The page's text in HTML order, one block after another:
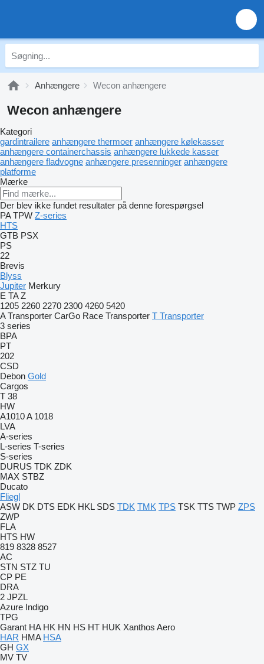
Anhængere Wecon anhængere
Wecon anhængere
Kategori
gardintrailere anhængere thermoer anhængere kølekasser
anhængere containerchassis anhængere lukkede kasser
anhængere fladvogne anhængere presenninger anhængere
platforme
Mærke
Der blev ikke fundet resultater på denne forespørgsel
PA TPW Z-series
HTS
GTB PSX
PS
22
Brevis
Blyss
Jupiter Merkury
E TA Z
1205 2260 2270 2300 4260 5420
A Transporter CarGo Race Transporter T Transporter
3 series
BPA
PT
202
CSD
Debon Gold
Cargos
T 38
HW
A1010A 1018
LVA
A-series
L-series T-series
S-series
DURUS TDK ZDK
MAX STBZ
Ducato
Fliegl
ASW DK DTS EDK HKL SDS TDK TMK TPS TSK TTS TWP ZPS
ZWP
FLA
HTS HW
819 8328 8527
AC
STN STZ TU
CP PE
DRA
2 JPZL
Azure Indigo
TPG
Garant HA HK HN HS HT HUK Xanthos Aero
HAR HMA HSA
GH GX
MV TV